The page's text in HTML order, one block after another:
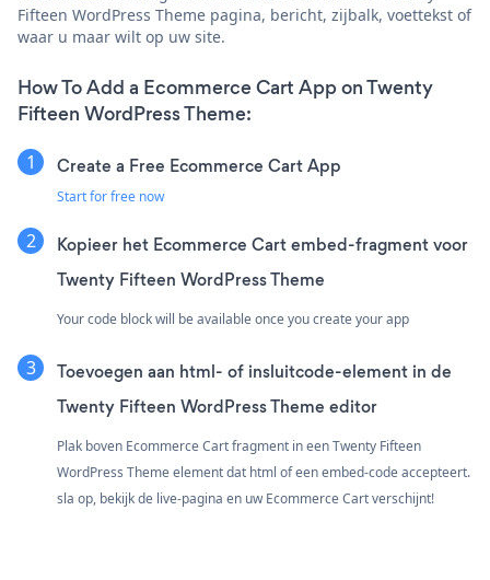
Fifteen WordPress Theme pagina, bericht, zijbalk, voettekst of
waar u maar wilt op uw site.
How To Add a Ecommerce Cart App on Twenty
Fifteen WordPress Theme:
Create a Free Ecommerce Cart App
Start for free now
Kopieer het Ecommerce Cart embed-fragment voor
Twenty Fifteen WordPress Theme
Your code block will be available once you create your app
Toevoegen aan html- of insluitcode-element in de
Twenty Fifteen WordPress Theme editor
Plak boven Ecommerce Cart fragment in een Twenty Fifteen
WordPress Theme element dat html of een embed-code accepteert.
sla op, bekijk de live-pagina en uw Ecommerce Cart verschijnt!